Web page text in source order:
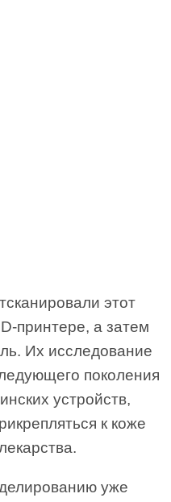
этот
принтере, а затем
Их исследование
поколения
устройств,
к коже
уже